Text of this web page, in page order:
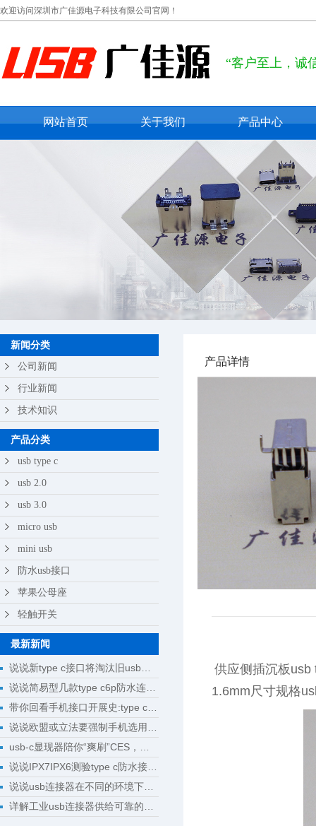
欢迎访问深圳市广佳源电子科技有限公司官网！
“客户至上，诚
网站首页 关于我们
公司概况
联系我们
在线留言
产品中心
usb type c
usb 2.0
usb 3.0
micro usb
mini usb
防水usb接口
轻触开关
新闻分类
公司新闻
行业新闻
技术知识
产品分类
usb type c
usb 2.0
usb 3.0
micro usb
mini usb
防水usb接口
苹果公母座
轻触开关
最新新闻
说说新type c接口将淘汰旧usb接口成为回忆
说说简易型几款type c6p防水连接器母座规格尺寸
带你回看手机接口开展史:type c将完成大一统
说说欧盟或立法要强制手机选用type c接口
usb-c显现器陪你“爽刷”CES，明晰解锁新科技
说说IPX7IPX6测验type c防水接口测验计划
说说usb连接器在不同的环境下运用
详解工业usb连接器供给可靠的操作
产品详情
供应侧插沉板usb
1.6mm尺寸规格